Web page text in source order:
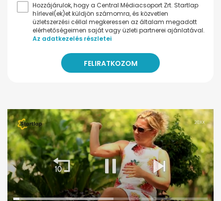
Hozzájárulok, hogy a Central Médiacsoport Zrt. Startlap
hírlevel(ek)et küldjön számomra, és közvetlen
üzletszerzési céllal megkeressen az általam megadott
elérhetőségeimen saját vagy üzleti partnerei ajánlatával.
Az adatkezelés részletei